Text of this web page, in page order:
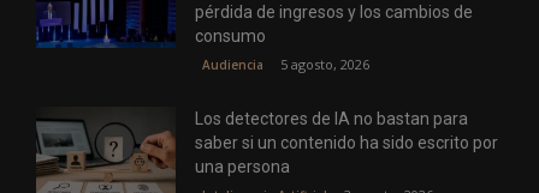
pérdida de ingresos y los cambios de
consumo
Audiencia 5 agosto, 2026
Los detectores de IA no bastan para
saber si un contenido ha sido escrito por
una persona